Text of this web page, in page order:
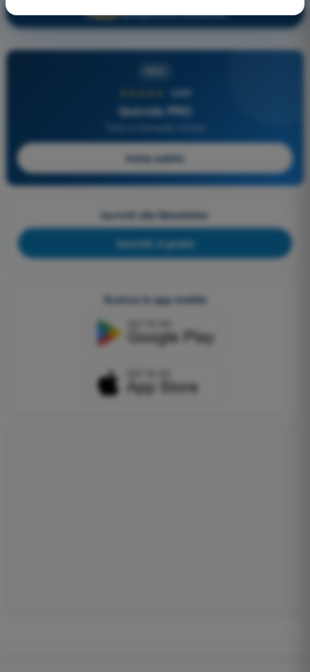
🔒 Spiegazione domanda
4,6/5
Quizvds PRO
Inizia subito
Iscriviti alla Newsletter
Iscriviti, è gratis
Scarica le app mobile